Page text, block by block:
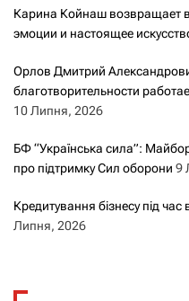
Карина Койнаш возвращает
эмоции и настоящее
Орлов Дмитрий
благотворительности
10 Липня, 2026
БФ “Українська сила”:
про підтримку Сил оборони 9
Кредитування бізнесу під час
Липня, 2026